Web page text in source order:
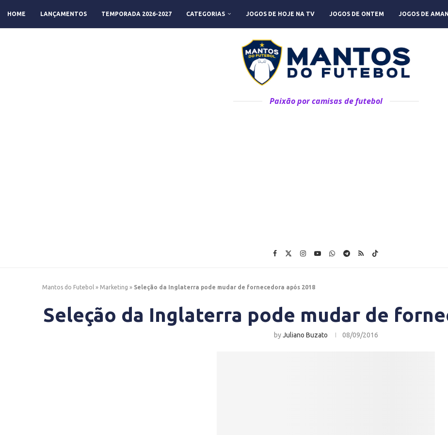
HOME LANÇAMENTOS TEMPORADA 2026-2027 CATEGORIAS JOGOS DE HOJE NA TV JOGOS DE ONTEM JOGOS DE
Paixão por camisas de futebol
Mantos do Futebol » Marketing » Seleção da Inglaterra pode mudar de fornecedora após 2018
Seleção da Inglaterra pode mudar de
byJuliano Buzato 08/09/2016